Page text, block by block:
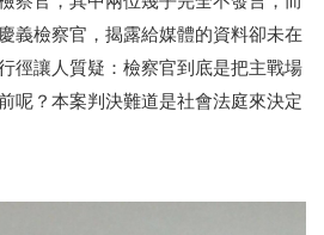
義檢察官，揭露給媒體的資料卻未在
徑讓人質疑：檢察官到底是把主戰場
呢？本案判決難道是社會法庭來決定